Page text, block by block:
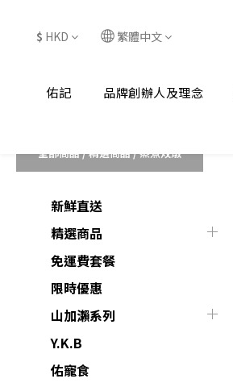
$ HKD 繁體中文
佑記 品牌創辦人及理念
全部商品/精選商品/蒸煮炆燉
新鮮直送
精選商品
免運費套餐
限時優惠
山加瀨系列
Y.K.B
佑寵食